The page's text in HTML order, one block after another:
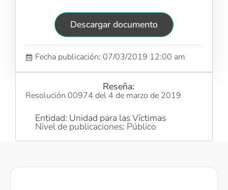
Descargar documento
Fecha publicación: 07/03/2019 12:00 am
Reseña:
Resolución 00974 del 4 de marzo de 2019
Entidad: Unidad para las Víctimas
Nivel de publicaciones: Público